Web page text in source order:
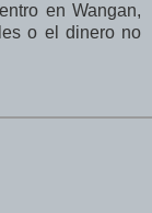
en Wangan,
o el dinero no